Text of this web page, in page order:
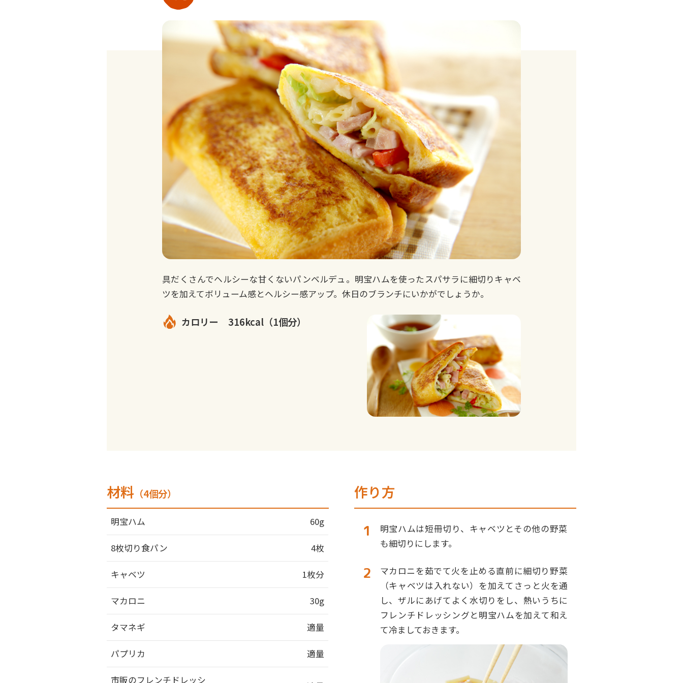
具だくさんでヘルシーな甘くないパンベルデュ。明宝ハムを使ったスパサラに細切りキャベ
ツを加えてボリューム感とヘルシー感アップ。休日のブランチにいかがでしょうか。
カロリー 316kcal（1個分）
材料 （4個分）
明宝ハム 60g
8枚切り食パン 4枚
キャベツ 1枚分
マカロニ 30g
タマネギ 適量
パプリカ 適量
市販のフレンチドレッシ
作り方
明宝ハムは短冊切り、キャベツとその他の野菜
も細切りにします。
マカロニを茹でて火を止める直前に細切り野菜
（キャベツは入れない）を加えてさっと火を通
し、ザルにあげてよく水切りをし、熱いうちに
フレンチドレッシングと明宝ハムを加えて和え
て冷ましておきます。